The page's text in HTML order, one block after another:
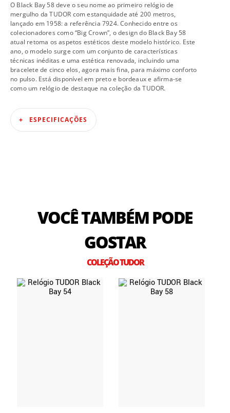
O Black Bay 58 deve o seu nome ao primeiro relógio de
mergulho da TUDOR com estanquidade até 200 metros,
lançado em 1958: a referência 7924. Conhecido entre os
colecionadores como “Big Crown”, o design do Black Bay 58
atual retoma os aspetos estéticos deste modelo histórico. Este
ano, o modelo surge com um conjunto de características
técnicas inéditas e uma estética renovada, incluindo uma
bracelete de cinco elos, agora mais fina, para máximo conforto
no pulso. Está disponível em preto e bordeaux e afirma-se
como um relógio de destaque na coleção da TUDOR.
ESPECIFICAÇÕES
VOCÊ TAMBÉM PODE
GOSTAR
COLEÇÃO TUDOR